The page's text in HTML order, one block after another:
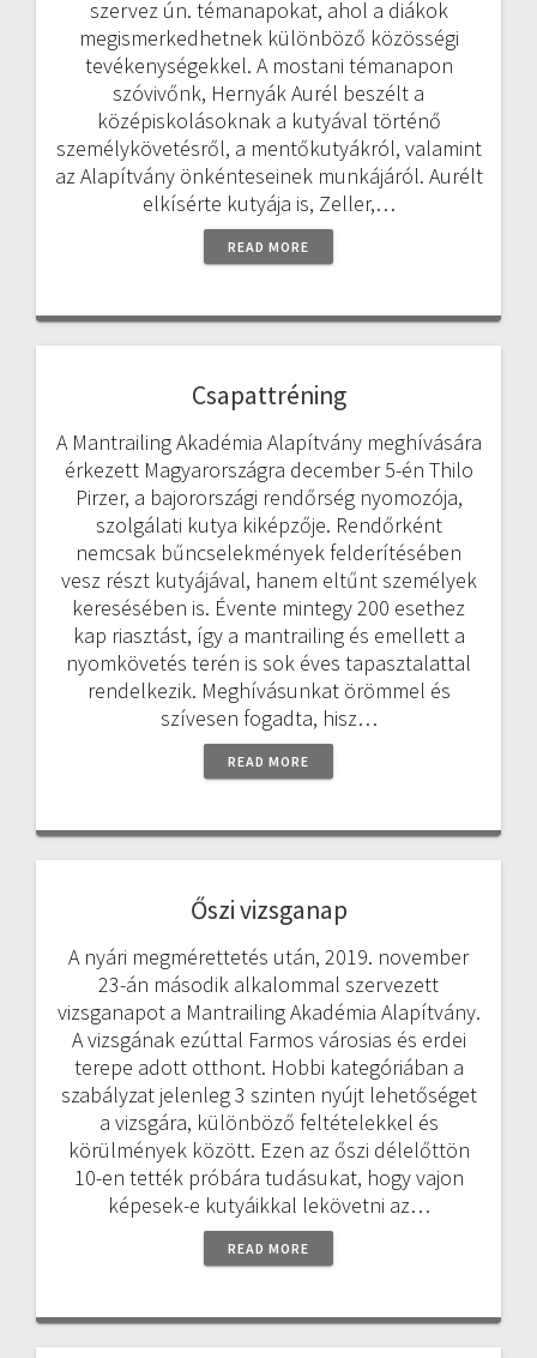
szervez ún. témanapokat, ahol a diákok
megismerkedhetnek különböző közösségi
tevékenységekkel. A mostani témanapon
szóvivőnk, Hernyák Aurél beszélt a
középiskolásoknak a kutyával történő
személykövetésről, a mentőkutyákról, valamint
az Alapítvány önkénteseinek munkájáról. Aurélt
elkísérte kutyája is, Zeller,…
READ MORE
Csapattréning
A Mantrailing Akadémia Alapítvány meghívására
érkezett Magyarországra december 5-én Thilo
Pirzer, a bajorországi rendőrség nyomozója,
szolgálati kutya kiképzője. Rendőrként
nemcsak bűncselekmények felderítésében
vesz részt kutyájával, hanem eltűnt személyek
keresésében is. Évente mintegy 200 esethez
kap riasztást, így a mantrailing és emellett a
nyomkövetés terén is sok éves tapasztalattal
rendelkezik. Meghívásunkat örömmel és
szívesen fogadta, hisz…
READ MORE
Őszi vizsganap
A nyári megmérettetés után, 2019. november
23-án második alkalommal szervezett
vizsganapot a Mantrailing Akadémia Alapítvány.
A vizsgának ezúttal Farmos városias és erdei
terepe adott otthont. Hobbi kategóriában a
szabályzat jelenleg 3 szinten nyújt lehetőséget
a vizsgára, különböző feltételekkel és
körülmények között. Ezen az őszi délelőttön
10-en tették próbára tudásukat, hogy vajon
képesek-e kutyáikkal lekövetni az…
READ MORE